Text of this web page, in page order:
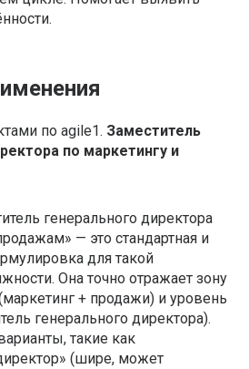
по agile1. Заместитель
по маркетингу и
генерального директора
— это стандартная и
для такой
Она точно отражает зону
+ продажи) и уровень
генерального директора).
такие как
(шире, может